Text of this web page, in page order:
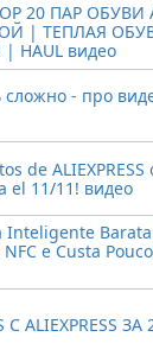
20 ПАР ОБУВИ
| ТЕПЛАЯ
HAUL видео
сложно - про
de ALIEXPRESS
el 11/11! видео
Inteligente
e Custa
С ALIEXPRESS